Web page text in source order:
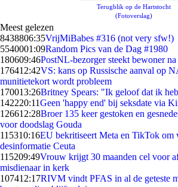
Terugblik op de Hartstocht
(Fotoverslag)
Meest gelezen
8438806:35VrijMiBabes #316 (not very sfw!)
5540001:09Random Pics van de Dag #1980
180609:46PostNL-bezorger steekt bewoner
176412:42VS: kans op Russische aanval op
munitietekort wordt probleem
170013:26Britney Spears: "Ik geloof dat ik
142220:11Geen 'happy end' bij seksdate via
126612:28Broer 135 keer gestoken en
voor doodslag Gouda
115310:16EU bekritiseert Meta en TikTok om
desinformatie Ceuta
115209:49Vrouw krijgt 30 maanden cel voor
misdienaar in kerk
107412:17RIVM vindt PFAS in al de geteste